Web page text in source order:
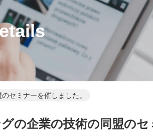
セミナーを催しました。
の企業の技術の同盟のセ